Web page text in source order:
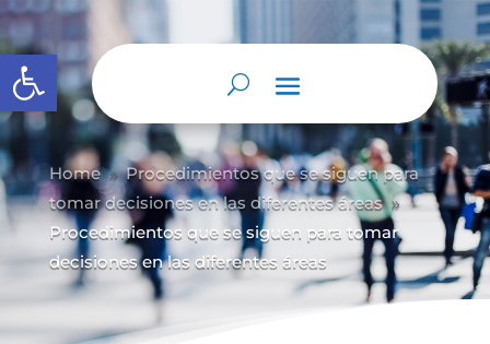
Abrir barra de herramientas
Home 9 Procedimientos que se siguen para
tomar decisiones en las diferentes áreas 9
Procedimientos que se siguen para tomar
decisiones en las diferentes áreas